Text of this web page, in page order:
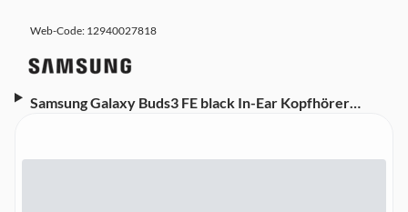
Web-Code: 12940027818
Samsung Galaxy Buds3 FE black In-Ear Kopfhörer